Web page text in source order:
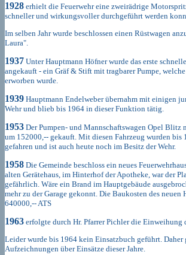
1928 erhielt die Feuerwehr eine zweirädrige
schneller und wirkungsvoller durchgeführt werden
Im selben Jahr wurde beschlossen einen Rüstwagen
Laura".
1937 Unter Hauptmann Höfner wurde das erste
angekauft - ein Gräf & Stift mit tragbarer Pumpe,
erworben wurde.
1939 Hauptmann Endelweber übernahm mit einigen
Wehr und blieb bis 1964 in dieser Funktion tätig.
1953 Der Pumpen- und Mannschaftswagen Opel Blitz
um 152000,-- gekauft. Mit diesen Fahrzeug wurden bis
gefahren und ist auch heute noch im Besitz der Wehr.
1958 Die Gemeinde beschloss ein neues
alten Gerätehaus, im Hinterhof der Apotheke, war der
gefährlich. Wäre ein Brand im Hauptgebäude
mehr zu der Garage gekonnt. Die Baukosten des neuen
640000,-- ATS
1963 erfolgte durch Hr. Pfarrer Pichler die Einweihung
Leider wurde bis 1964 kein Einsatzbuch geführt. Daher
Aufzeichnungen über Einsätze dieser Jahre.